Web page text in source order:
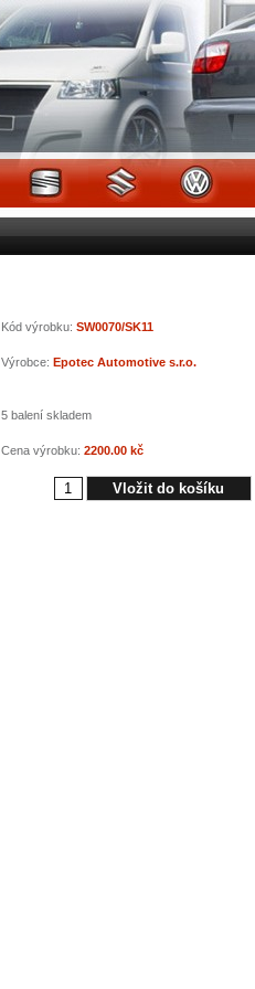
Kód výrobku: SW0070/SK11
Výrobce: Epotec Automotive s.r.o.
5 balení skladem
Cena výrobku: 2200.00 kč